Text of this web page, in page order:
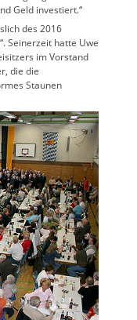
Geld investiert.“
des 2016
Seinerzeit hatte Uwe
im Vorstand
die die
Staunen